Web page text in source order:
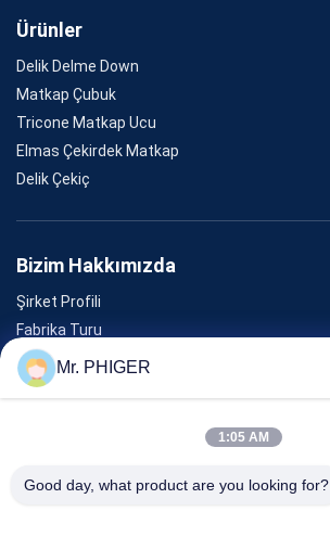
Ürünler
Delik Delme Down
Matkap Çubuk
Tricone Matkap Ucu
Elmas Çekirdek Matkap
Delik Çekiç
Bizim Hakkımızda
Şirket Profili
Fabrika Turu
Kalite Kontrolü
Site Haritası
Mr. PHIGER
1:05 AM
Good day, what product are you looking for?